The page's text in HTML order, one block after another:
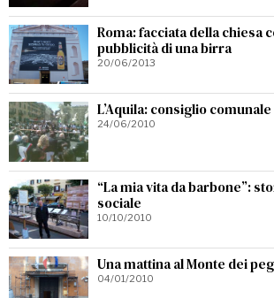
Roma: facciata della chiesa
pubblicità di una birra
20/06/2013
L’Aquila: consiglio
24/06/2010
“La mia vita da barbone”:
sociale
10/10/2010
Una mattina al Monte dei
04/01/2010